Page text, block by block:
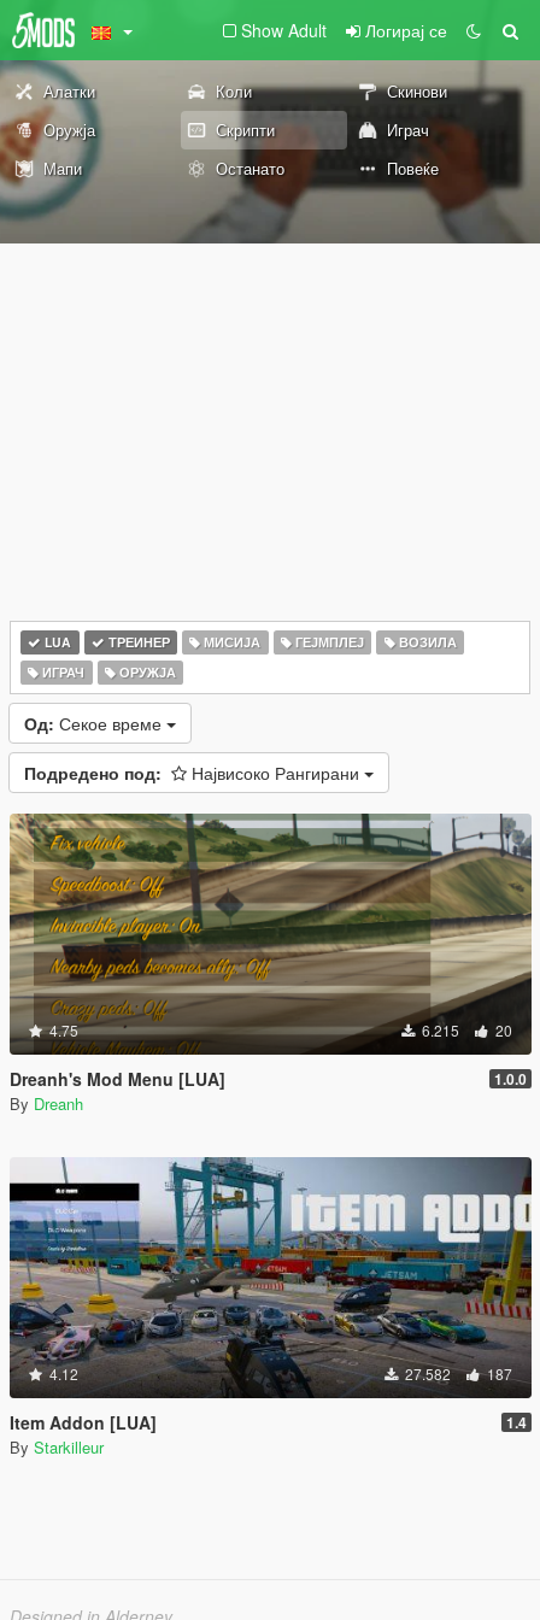
Show Adult Логирај се
Алатки Коли
Скинови
Оружја
Скрипти
Играч
Мапи
Останато Повеќе
LUA ТРЕИНЕР МИСИЈА ГЕЈМПЛЕЈ
ВОЗИЛА
ИГРАЧ
ОРУЖЈА
Од: Секое време
Подредено под: Највисоко Рангирани
4.75 6.215 20
Dreanh's Mod Menu [LUA] 1.0.0
By Dreanh
4.12 27.582 187
Item Addon [LUA] 1.4
By Starkilleur